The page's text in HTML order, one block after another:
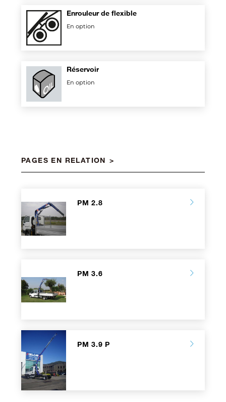
Enrouleur de flexible
En option
Réservoir
En option
PAGES EN RELATION
PM 2.8
PM 3.6
PM 3.9 P